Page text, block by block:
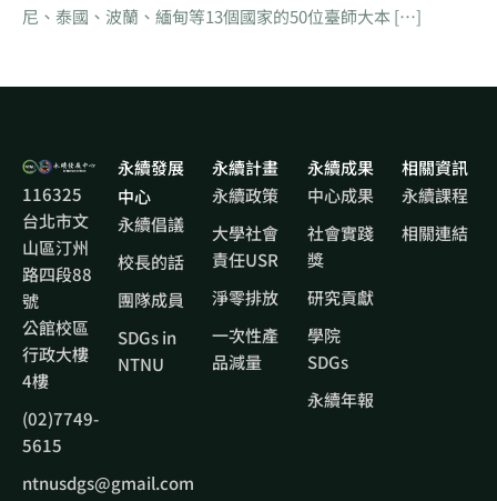
尼、泰國、波蘭、緬甸等13個國家的50位臺師大本 […]
116325
台北市文
山區汀州
路四段88
號
公館校區
行政大樓
4樓
(02)7749-
5615
ntnusdgs@gmail.com
永續發展
中心
永續倡議
校長的話
團隊成員
SDGs in
NTNU
永續計畫
永續政策
大學社會
責任USR
淨零排放
一次性產
品減量
永續成果
中心成果
社會實踐
獎
研究貢獻
學院
SDGs
永續年報
相關資訊
永續課程
相關連結